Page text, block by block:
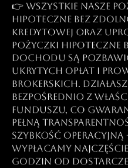
👉 Wszystkie nasze
hipoteczne bez
kredytowej oraz
pożyczki hipoteczne
dochodu są
ukrytych opłat i
brokerskich. Działasz
bezpośrednio z
funduszu, co
pełną
szybkość operacyjną
wypłacamy
godzin od